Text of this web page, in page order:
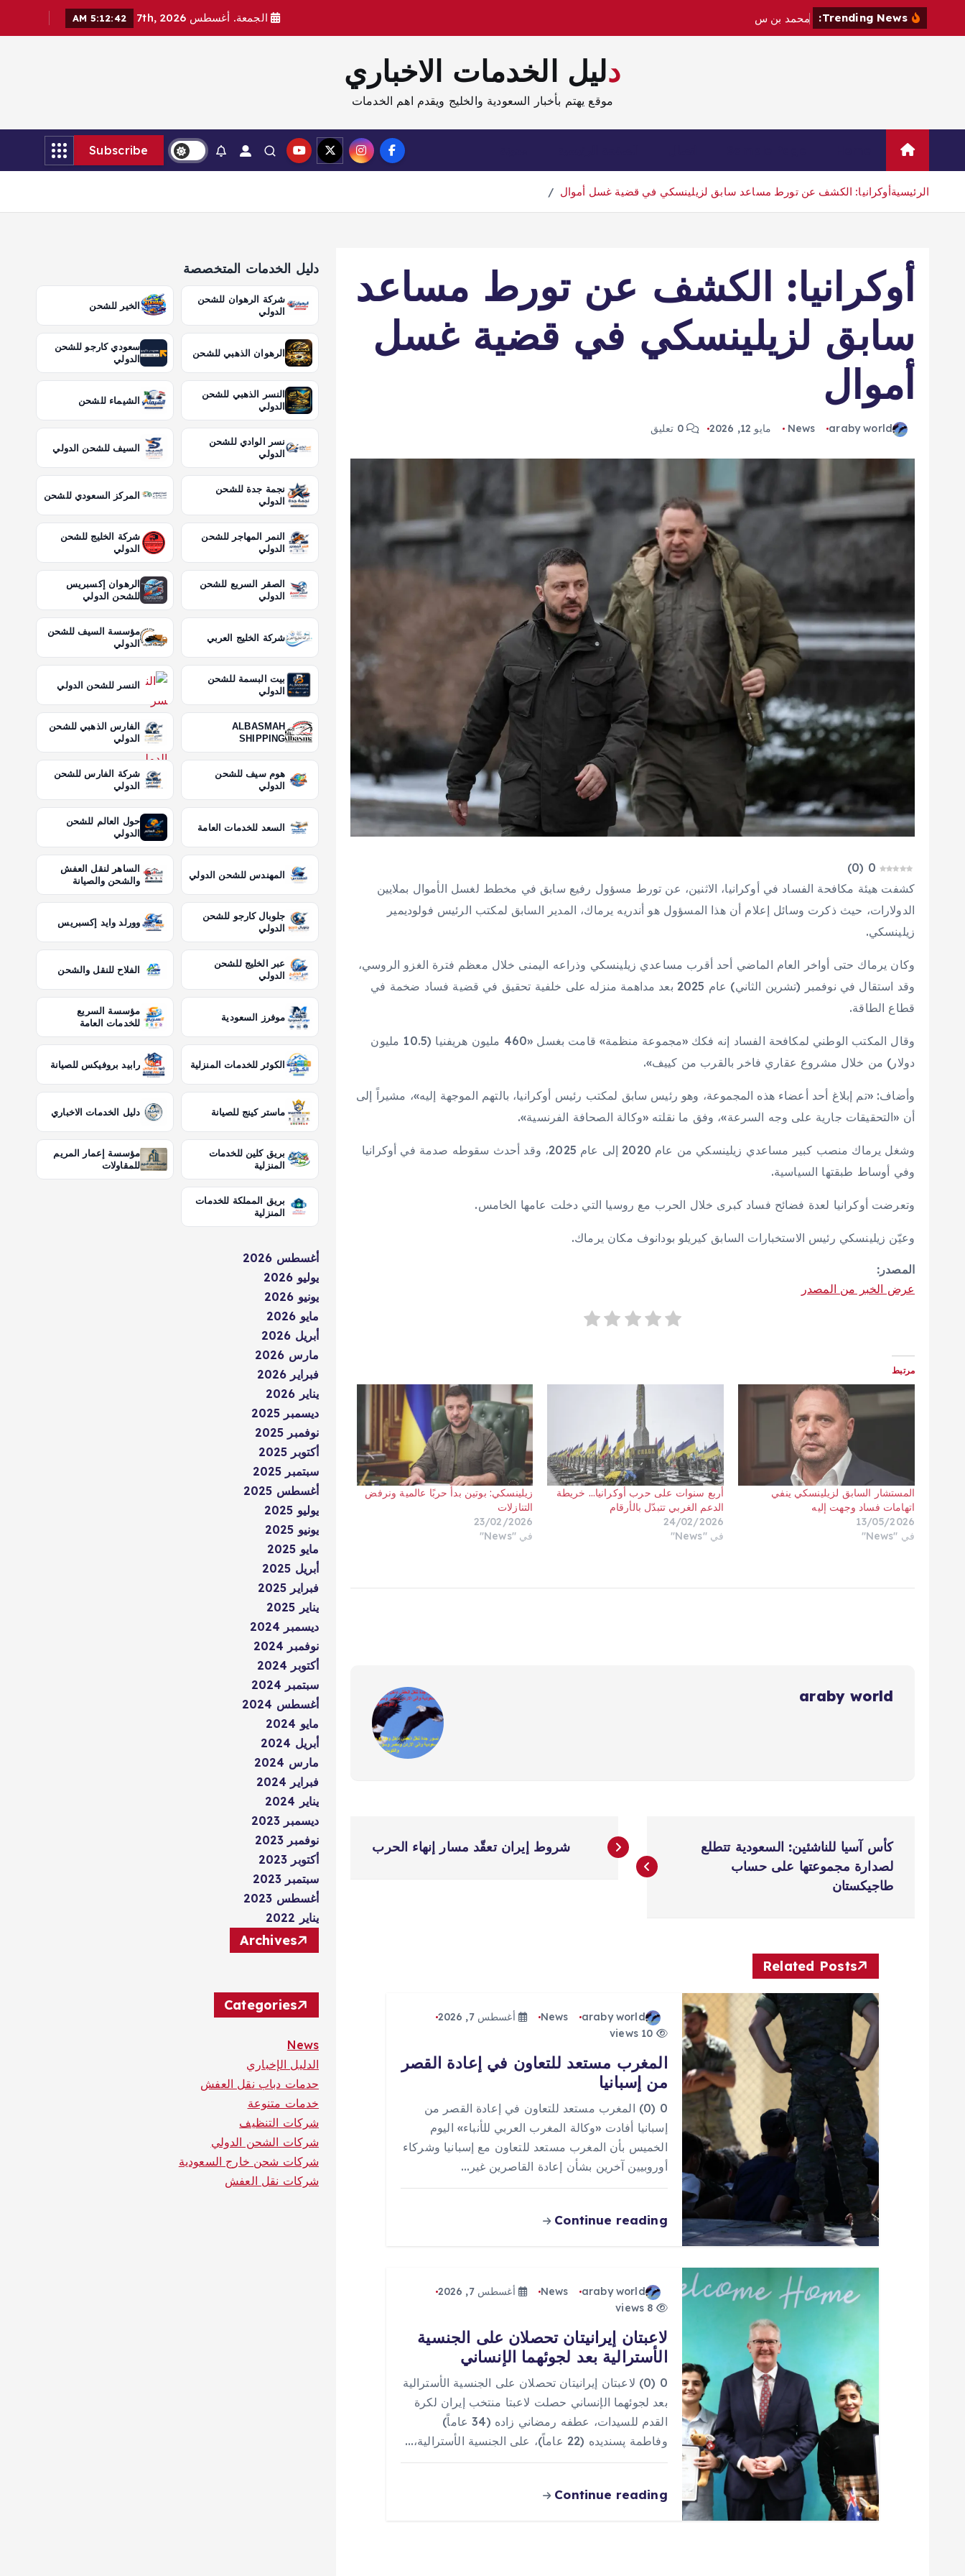
محمد بن س ل الجمعة. أغسطس 7th, 2026 5:12:43 AM
دليل الخدمات الاخباري
موقع يهتم بأخبار السعودية والخليج ويقدم اهم الخدمات
Subscribe
الرئيسيةأوكرانيا: الكشف عن تورط مساعد سابق لزيلينسكي في قضية غسل أموال
أوكرانيا: الكشف عن تورط مساعد
سابق لزيلينسكي في قضية غسل
أموال
araby world
News مايو 12, 2026 0 تعليق
0
(
0
)
كشفت هيئة مكافحة الفساد في أوكرانيا، الاثنين، عن تورط مسؤول رفيع سابق في مخطط لغسل الأموال بملايين
الدولارات، حيث ذكرت وسائل إعلام أن هذا المسؤول هو أندريه يرماك، المدير السابق لمكتب الرئيس فولوديمير
زيلينسكي.
وكان يرماك حتى أواخر العام الماضي أحد أقرب مساعدي زيلينسكي وذراعه اليمنى خلال معظم فترة الغزو الروسي،
وقد استقال في نوفمبر (تشرين الثاني) عام 2025 بعد مداهمة منزله على خلفية تحقيق في قضية فساد ضخمة في
قطاع الطاقة.
وقال المكتب الوطني لمكافحة الفساد إنه فكك «مجموعة منظمة» قامت بغسل «460 مليون هريفنيا (10.5 مليون
دولار) من خلال مشروع عقاري فاخر بالقرب من كييف».
وأضاف: «تم إبلاغ أحد أعضاء هذه المجموعة، وهو رئيس سابق لمكتب رئيس أوكرانيا، بالتهم الموجهة إليه»، مشيراً إلى
أن «التحقيقات جارية على وجه السرعة»، وفق ما نقلته «وكالة الصحافة الفرنسية».
وشغل يرماك منصب كبير مساعدي زيلينسكي من عام 2020 إلى عام 2025، وقد أحدث سقوطه صدمة في أوكرانيا
وفي أوساط طبقتها السياسية.
وتعرضت أوكرانيا لعدة فضائح فساد كبرى خلال الحرب مع روسيا التي دخلت عامها الخامس.
وعيّن زيلينسكي رئيس الاستخبارات السابق كيريلو بودانوف مكان يرماك.
المصدر:
عرض الخبر من المصدر
مرتبط
المستشار السابق لزيلينسكي ينفي
اتهامات فساد وجهت إليه
13/05/2026
في "News"
أربع سنوات على حرب أوكرانيا… خريطة
الدعم الغربي تتبدّل بالأرقام
24/02/2026
في "News"
زيلينسكي: بوتين بدأ حربًا عالمية ونرفض
التنازلات
23/02/2026
في "News"
araby world
ص
كأس آسيا للناشئين: السعودية تتطلع
لصدارة مجموعتها على حساب
طاجيكستان
شروط إيران تعقّد مسار إنهاء الحرب
Related Posts
araby world
News
أغسطس 7, 2026
المغرب مستعد للتعاون في إعادة القصر
من إسبانيا
0 (0) المغرب مستعد للتعاون في إعادة القصر من
إسبانيا أفادت «وكالة المغرب العربي للأنباء» اليوم
الخميس بأن المغرب مستعد للتعاون مع إسبانيا وشركاء
أوروبيين آخرين بشأن إعادة القاصرين غير…
Continue reading
araby world
News
أغسطس 7, 2026
لاعبتان إيرانيتان تحصلان على الجنسية
الأسترالية بعد لجوئهما الإنساني
0 (0) لاعبتان إيرانيتان تحصلان على الجنسية الأسترالية
بعد لجوئهما الإنساني حصلت لاعبتا منتخب إيران لكرة
القدم للسيدات، عطفه رمضاني زاده (34 عاماً)
وفاطمة پسنديده (22 عاماً)، على الجنسية الأسترالية،…
Continue reading
دليل الخدمات المتخصصة
شركة الرهوان للشحن
الدولي
الخير للشحن
الرهوان الذهبي للشحن
سعودي كارجو للشحن
الدولي
النسر الذهبي للشحن
الدولي
الشيماء للشحن
نسر الوادي للشحن
الدولي
السيف للشحن الدولي
نجمة جدة للشحن
الدولي
المركز السعودي للشحن
النمر المهاجر للشحن
الدولي
شركة الخليج للشحن
الدولي
الصقر السريع للشحن
الدولي
الرهوان إكسبريس
للشحن الدولي
شركة الخليج العربي
مؤسسة السيف للشحن
الدولي
بيت البسمة للشحن
الدولي
النسر للشحن الدولي
ALBASMAH
SHIPPING
الفارس الذهبي للشحن
الدولي
هوم سيف للشحن
الدولي
شركة الفارس للشحن
الدولي
السعد للخدمات العامة
حول العالم للشحن
الدولي
المهندس للشحن الدولي
الساهر لنقل العفش
والشحن والصيانة
جلوبال كارجو للشحن
الدولي
وورلد وايد إكسبريس
عبر الخليج للشحن
الدولي
الفلاح للنقل والشحن
موفرز السعودية
مؤسسة السريع
للخدمات العامة
الكوثر للخدمات المنزلية رابيد بروفيكس للصيانة
ماستر كينج للصيانة دليل الخدمات الاخباري
بريق كلين للخدمات
المنزلية
مؤسسة إعمار المريم
للمقاولات
بريق المملكة للخدمات
المنزلية
أغسطس 2026
يوليو 2026
يونيو 2026
مايو 2026
أبريل 2026
مارس 2026
فبراير 2026
يناير 2026
ديسمبر 2025
نوفمبر 2025
أكتوبر 2025
سبتمبر 2025
أغسطس 2025
يوليو 2025
يونيو 2025
مايو 2025
أبريل 2025
فبراير 2025
يناير 2025
ديسمبر 2024
نوفمبر 2024
أكتوبر 2024
سبتمبر 2024
أغسطس 2024
مايو 2024
أبريل 2024
مارس 2024
فبراير 2024
يناير 2024
ديسمبر 2023
نوفمبر 2023
أكتوبر 2023
سبتمبر 2023
أغسطس 2023
يناير 2022
Archives
Categories
News
الدليل الإخباري
حدمات دباب نقل العفش
خدمات متنوعة
شركات التنظيف
شركات الشحن الدولي
شركات شحن خارج السعودية
شركات نقل العفش